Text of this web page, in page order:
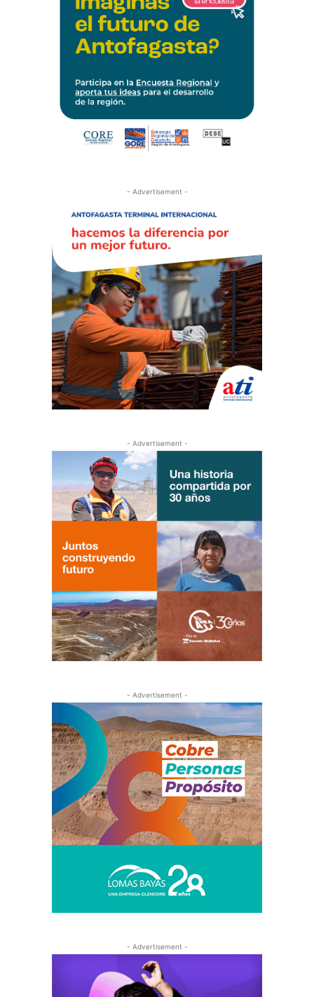
- Advertisement -
- Advertisement -
- Advertisement -
- Advertisement -